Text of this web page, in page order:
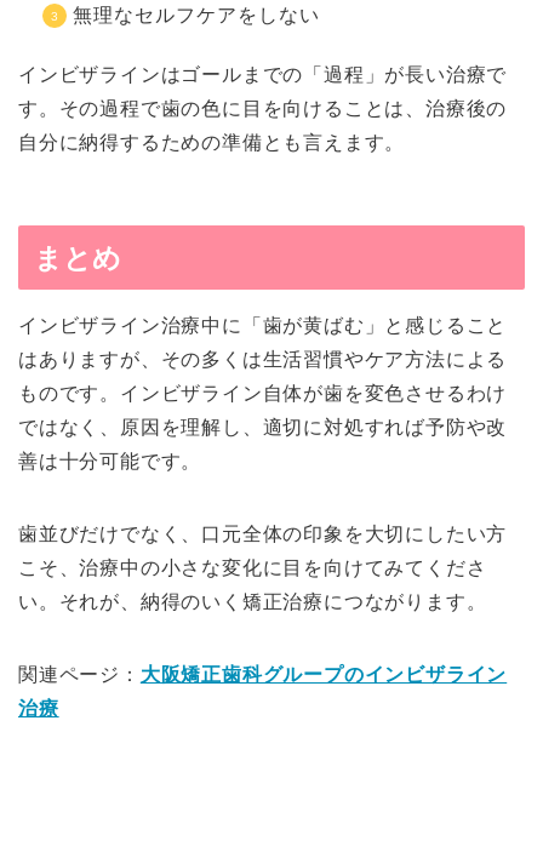
無理なセルフケアをしない
インビザラインはゴールまでの「過程」が長い治療で
す。その過程で歯の色に目を向けることは、治療後の
自分に納得するための準備とも言えます。
まとめ
インビザライン治療中に「歯が黄ばむ」と感じること
はありますが、その多くは生活習慣やケア方法による
ものです。インビザライン自体が歯を変色させるわけ
ではなく、原因を理解し、適切に対処すれば予防や改
善は十分可能です。
歯並びだけでなく、口元全体の印象を大切にしたい方
こそ、治療中の小さな変化に目を向けてみてくださ
い。それが、納得のいく矯正治療につながります。
関連ページ： 大阪矯正歯科グループのインビザライン
治療